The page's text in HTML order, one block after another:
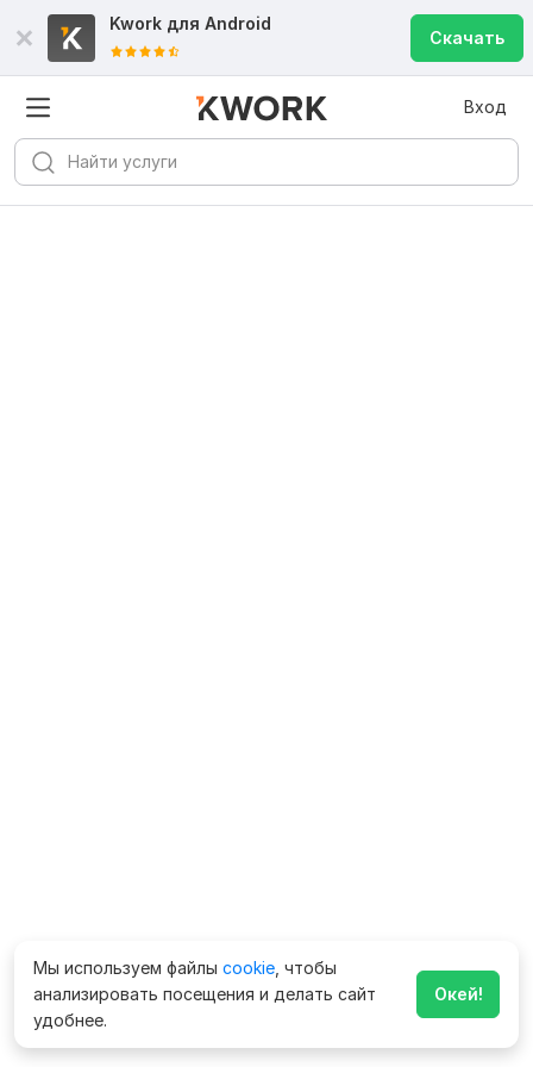
Kwork для Android
Скачать
Вход
Мы используем файлы cookie , чтобы
анализировать посещения и делать сайт
удобнее.
Окей!